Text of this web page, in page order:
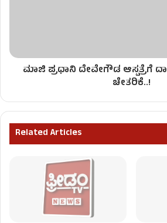
ಮಾಜಿ ಪ್ರಧಾನಿ ದೇವೇಗೌಡ ಆಸ್ಪತ್ರೆಗೆ
ಚೇತರಿಕೆ..!
Related Articles